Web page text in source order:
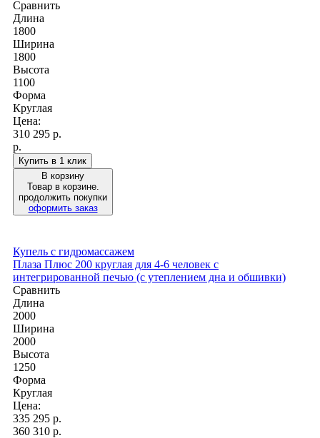
Сравнить
Длина
1800
Ширина
1800
Высота
1100
Форма
Круглая
Цена:
310 295 р.
р.
Купить в 1 клик
В корзину
Товар в корзине.
продолжить покупки
оформить заказ
Купель с гидромассажем
Плаза Плюс 200 круглая для 4-6 человек с
интегрированной печью (с утеплением дна и обшивки)
Сравнить
Длина
2000
Ширина
2000
Высота
1250
Форма
Круглая
Цена:
335 295 р.
360 310 р.